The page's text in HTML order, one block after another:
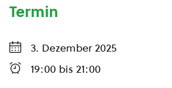
Termin
3. Dezember 2025
19:00 bis 21:00